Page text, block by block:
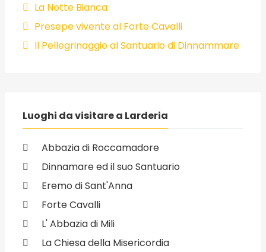
La Notte Bianca
Presepe vivente al Forte Cavalli
Il Pellegrinaggio al Santuario di Dinnammare
Luoghi da visitare a Larderia
Abbazia di Roccamadore
Dinnamare ed il suo Santuario
Eremo di Sant'Anna
Forte Cavalli
L' Abbazia di Mili
La Chiesa della Misericordia